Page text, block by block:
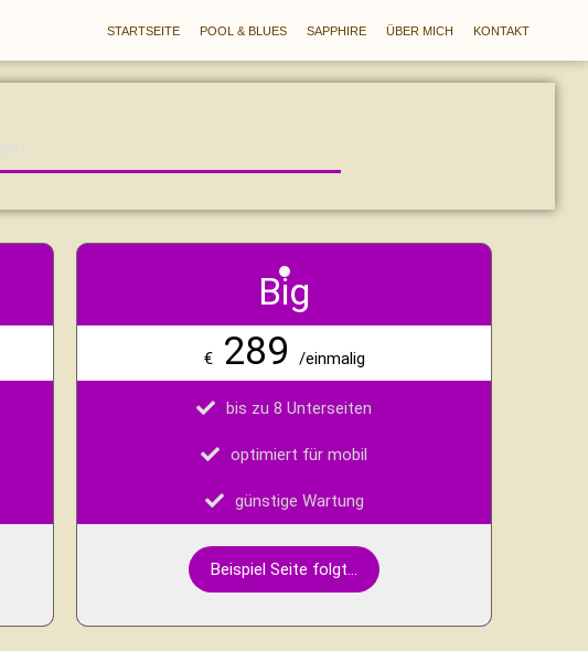
STARTSEITE POOL & BLUES SAPPHIRE ÜBER MICH KONTAKT
Big
€289 /einmalig
bis zu 8 Unterseiten
optimiert für mobil
günstige Wartung
Beispiel Seite folgt...